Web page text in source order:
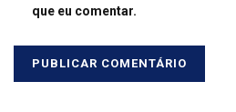
que eu comentar.